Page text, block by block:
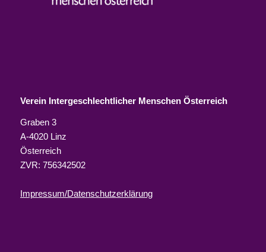
Verein Intergeschlechtlicher Menschen Österreich
Graben 3
A-4020 Linz
Österreich
ZVR: 756342502
Impressum/Datenschutzerklärung